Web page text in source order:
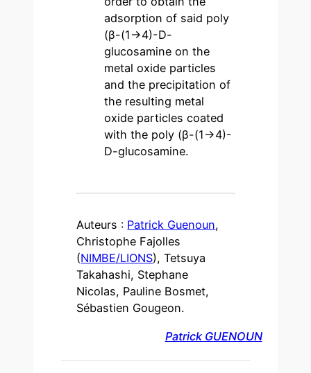
adsorption of said poly
(β-(1→4)-D-
glucosamine on the
metal oxide particles
and the precipitation of
the resulting metal
oxide particles coated
with the poly (β-(1→4)-
D-glucosamine.
Auteurs : Patrick Guenoun,
Christophe Fajolles
(NIMBE/LIONS), Tetsuya
Takahashi, Stephane
Nicolas, Pauline Bosmet,
Sébastien Gougeon.
Patrick GUENOUN